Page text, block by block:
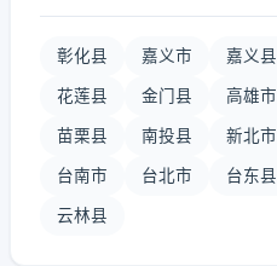
彰化县 嘉义市 嘉义县
花莲县 金门县 高雄市
苗栗县 南投县 新北市
台南市 台北市 台东县
云林县